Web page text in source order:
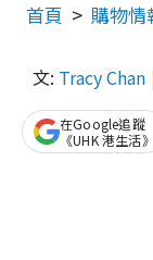
首頁 購物情
文: Tracy Chan
在Google追蹤
《UHK 港生活》